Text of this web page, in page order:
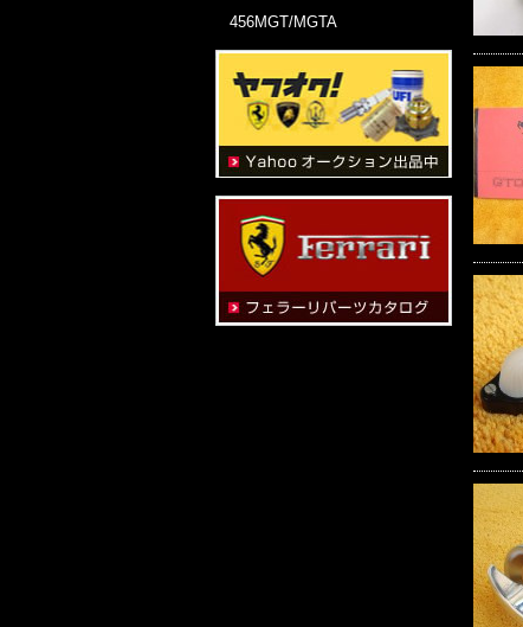
456MGT/MGTA